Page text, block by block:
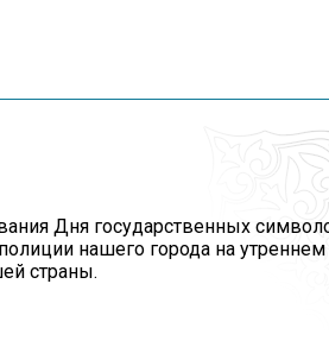
Дня государственных
нашего города на
страны.